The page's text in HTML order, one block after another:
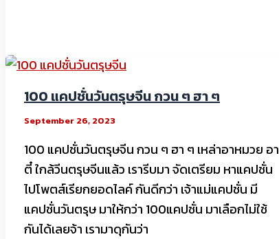
100 แคปชั่นวันตรุษจีน กวน ๆ ฮา ๆ
September 26, 2023
100 แคปชั่นวันตรุษจีน กวน ๆ ฮา ๆ เหล่าอาหมวย อา
ตี๋ ใกล้วีนตรุษจีนแล้ว เรารีบมา จัดเตรียม หาแคปชั่น
ไปโพตส์เรียกยอดไลค์ กันดีกว่า เจ้าแม่แคปชั่น มี
แคปชั่นวันตรุษ มาให้กว่า 100แคปชั่น มาเลือกไม่ใช้
กันได้เลยจ้า เรามาดุกันว่า